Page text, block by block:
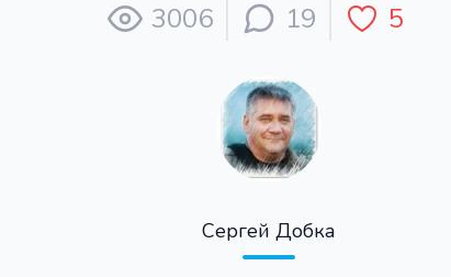
3006 19 5
Сергей Добка